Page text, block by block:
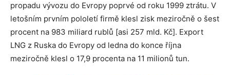
propadu vývozu do Evropy poprvé od roku 1999 ztrátu. V
letošním prvním pololetí firmě klesl zisk meziročně o šest
procent na 983 miliard rublů [asi 257 mld. Kč]. Export
LNG z Ruska do Evropy od ledna do konce října
meziročně klesl o 17,9 procenta na 11 milionů tun.